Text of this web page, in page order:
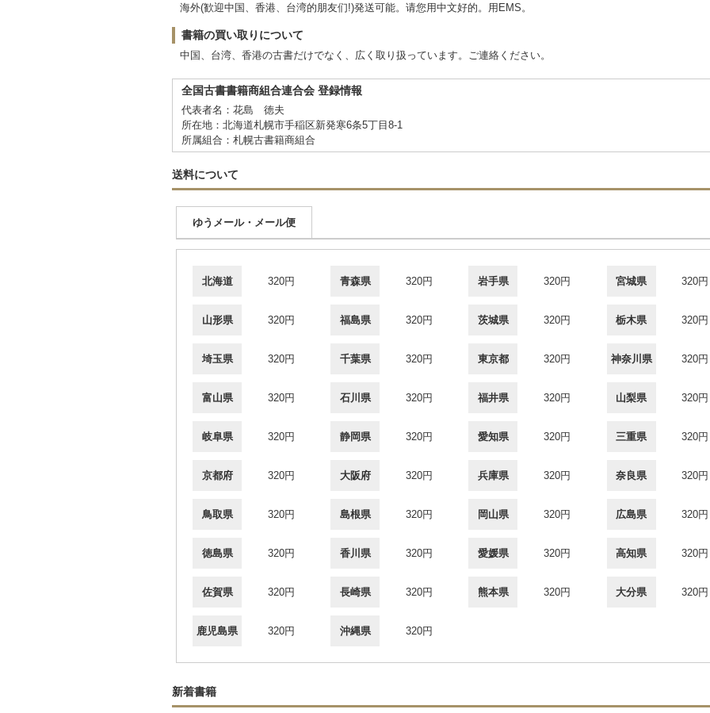
海外(歓迎中国、香港、台湾的朋友们!)発送可能。请您用中文好的。用EMS。
書籍の買い取りについて
中国、台湾、香港の古書だけでなく、広く取り扱っています。ご連絡ください。
全国古書書籍商組合連合会 登録情報
代表者名：花島 徳夫
所在地：北海道札幌市手稲区新発寒6条5丁目8-1
所属組合：札幌古書籍商組合
送料について
ゆうメール・メール便
北海道 320円 青森県 320円 岩手県 320円 宮城県 320円
山形県 320円 福島県 320円 茨城県 320円 栃木県 320円
埼玉県 320円 千葉県 320円 東京都 320円 神奈川県 320円
富山県 320円 石川県 320円 福井県 320円 山梨県 320円
岐阜県 320円 静岡県 320円 愛知県 320円 三重県 320円
京都府 320円 大阪府 320円 兵庫県 320円 奈良県 320円
鳥取県 320円 島根県 320円 岡山県 320円 広島県 320円
徳島県 320円 香川県 320円 愛媛県 320円 高知県 320円
佐賀県 320円 長崎県 320円 熊本県 320円 大分県 320円
鹿児島県 320円 沖縄県 320円
新着書籍